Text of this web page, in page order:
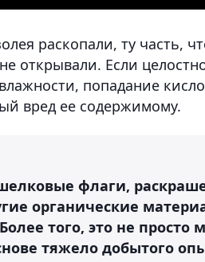
раскопали, ту часть,
открывали. Если
попадание
вред ее содержимому.
флаги,
органические
того, это не просто
тяжело добытого